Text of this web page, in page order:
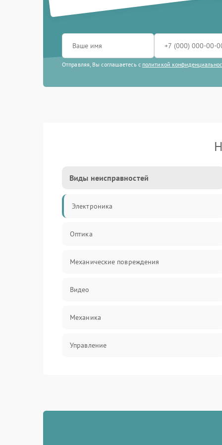
Отправляя, Вы соглашаетесь с политикой
Виды неисправностей
Электроника
Оптика
Механические повреждения
Видео
Механика
Управление